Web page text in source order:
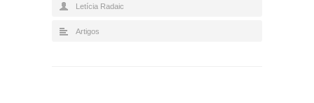
Letícia Radaic
Artigos